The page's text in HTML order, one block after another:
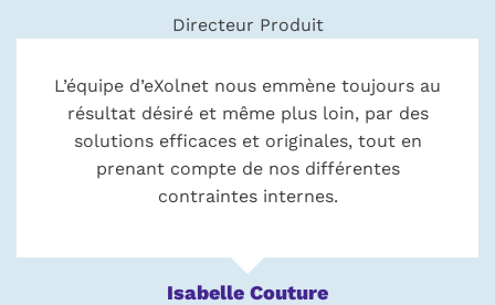
Directeur Produit
L’équipe d’eXolnet nous emmène toujours au
résultat désiré et même plus loin, par des
solutions efficaces et originales, tout en
prenant compte de nos différentes
contraintes internes.
Isabelle Couture